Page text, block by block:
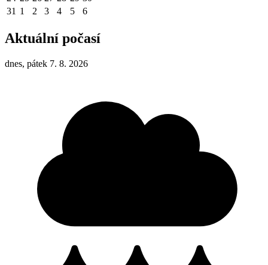
31 1 2 3 4 5 6
Aktuální počasí
dnes, pátek 7. 8. 2026